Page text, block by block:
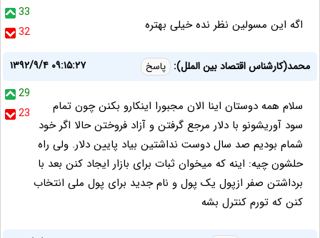
33
32
اگه این مسولین نظر نده خیلی بهتره
محمد(کارشناس اقتصاد بین الملل): پاسخ
۱۳۹۲/۹/۴ ۰۹:۱۵:۲۷
29
23
سلام همه دوستان اینا الان مجبورا اینکارو بکنن چون تمام
سود آوریشونو با دلار مرجع گرفتن و آزاد فروختن حالا اگر خود
شمام بودیم صد سال دوست نداشتین بیاد پایین دلار. ولی راه
حلشون چیه: اینه که میخوان ثبات برای بازار ایجاد کنن بعد با
برداشتن صفر ازپول یک پول و نام جدید برای پول ملی انتخاب
کنن که تورم کنترل بشه